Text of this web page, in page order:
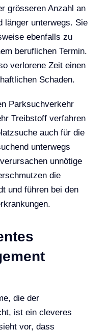
grösseren Anzahl an
länger unterwegs. Sie
ebenfalls zu
beruflichen Termin.
verlorene Zeit einen
Schaden.
Parksuchverkehr
Treibstoff verfahren
auch für die
unterwegs
unnötige
die
und führen bei den
die der
ist ein cleveres
vor, dass